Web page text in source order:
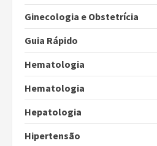
Ginecologia e Obstetrícia
Guia Rápido
Hematologia
Hematologia
Hepatologia
Hipertensão